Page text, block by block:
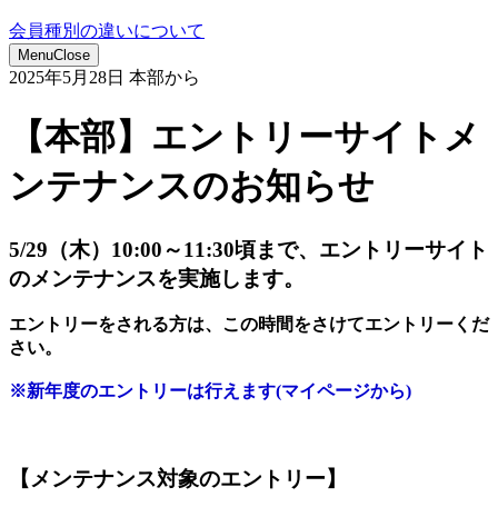
会員種別の違いについて
MenuClose
2025年5月28日 本部から
【本部】エントリーサイトメ
ンテナンスのお知らせ
5/29（木）10:00～11:30頃まで、エントリーサイト
のメンテナンスを実施します。
エントリーをされる方は、この時間をさけてエントリーくだ
さい。
※新年度のエントリーは行えます(マイページから)
【メンテナンス対象のエントリー】